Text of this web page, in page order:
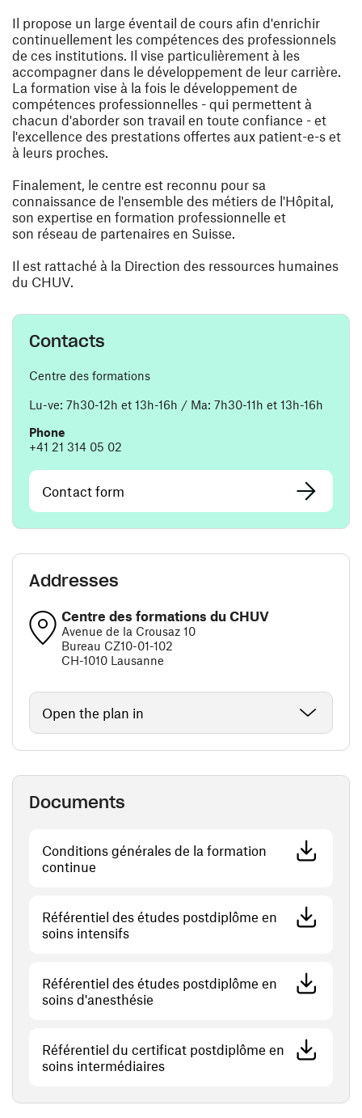
Il propose un large éventail de cours afin d'enrichir
continuellement les compétences des professionnels
de ces institutions. Il vise particulièrement à les
accompagner dans le développement de leur carrière.
La formation vise à la fois le développement de
compétences professionnelles - qui permettent à
chacun d'aborder son travail en toute confiance - et
l'excellence des prestations offertes aux patient-e-s et
à leurs proches.
Finalement, le centre est reconnu pour sa
connaissance de l'ensemble des métiers de l'Hôpital,
son expertise en formation professionnelle et
son réseau de partenaires en Suisse.
Il est rattaché à la Direction des ressources humaines
du CHUV.
Contacts
Centre des formations
Lu-ve: 7h30-12h et 13h-16h / Ma: 7h30-11h et 13h-16h
Phone
+41 21 314 05 02
Contact form
Addresses
Centre des formations du CHUV
Avenue de la Crousaz 10
Bureau CZ10-01-102
CH-1010 Lausanne
Open the plan in
Documents
Conditions générales de la formation
continue
Référentiel des études postdiplôme en
soins intensifs(opens in a new window)
Référentiel des études postdiplôme en
soins d'anesthésie (opens in a new window)
Référentiel du certificat postdiplôme en
soins intermédiaires(opens in a new window)